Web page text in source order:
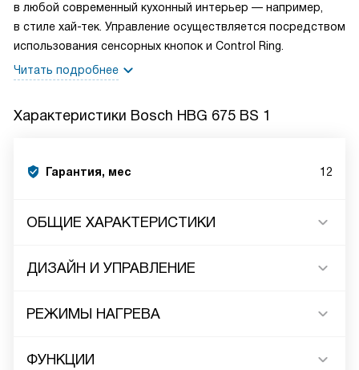
в любой современный кухонный интерьер — например,
в стиле хай-тек. Управление осуществляется посредством
использования сенсорных кнопок и Control Ring.
Читать подробнее
Характеристики Bosch HBG 675 BS 1
Гарантия, мес 12
ОБЩИЕ ХАРАКТЕРИСТИКИ
ДИЗАЙН И УПРАВЛЕНИЕ
РЕЖИМЫ НАГРЕВА
ФУНКЦИИ